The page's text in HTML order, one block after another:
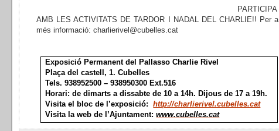
PARTICIPA
AMB LES ACTIVITATS DE TARDOR I NADAL DEL CHARLIE!! Per a
més informació: charlierivel@cubelles.cat
Exposició Permanent del Pallasso Charlie Rivel
Plaça del castell, 1. Cubelles
Tels. 938952500 – 938950300 Ext.516
Horari: de dimarts a dissabte de 10 a 14h. Dijous de 17 a 19h.
Visita el bloc de l’exposició:http://charlierivel.cubelles.cat
Visita la web de l’Ajuntament:www.cubelles.cat